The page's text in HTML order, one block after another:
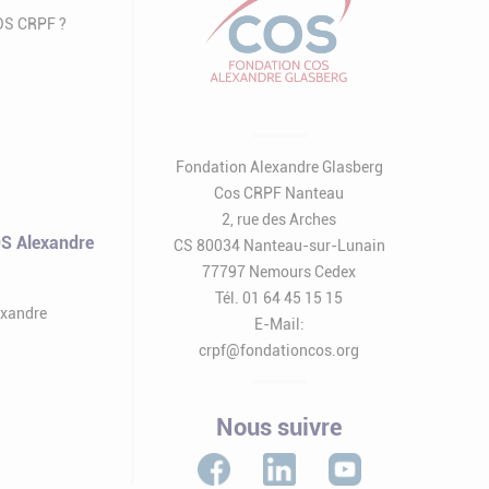
CRPF ?
Alexandre
Fondation Alexandre Glasberg
Cos CRPF Nanteau
2, rue des Arches
CS 80034 Nanteau-sur-Lunain
77797 Nemours Cedex
Tél. 01 64 45 15 15
E-Mail:
crpf@fondationcos.org
Nous suivre